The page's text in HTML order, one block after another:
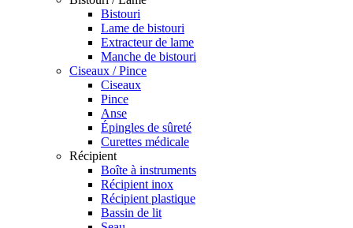
Bistouri
Lame de bistouri
Extracteur de lame
Manche de bistouri
Ciseaux / Pince
Ciseaux
Pince
Anse
Épingles de sûreté
Curettes médicale
Récipient
Boîte à instruments
Récipient inox
Récipient plastique
Bassin de lit